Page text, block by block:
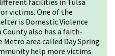
facilities in Tulsa
victims. One of the
is Domestic Violence
County also has a faith-
area called Day Spring
help more victims